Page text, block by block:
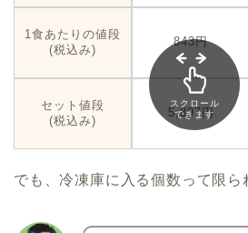
1食あたりの値段
(税込み)
843円
セット値段
(税込み)
5,897円
スクロール
できます
でも、冷凍庫に入る個数って限ら